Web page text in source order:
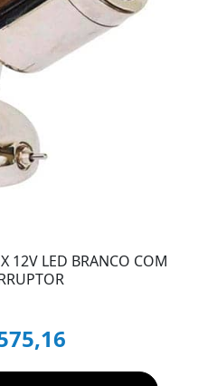
12V LED BRANCO COM